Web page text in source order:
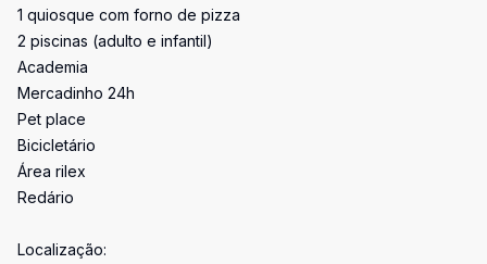
1 quiosque com forno de pizza
2 piscinas (adulto e infantil)
Academia
Mercadinho 24h
Pet place
Bicicletário
Área rilex
Redário
Localização: